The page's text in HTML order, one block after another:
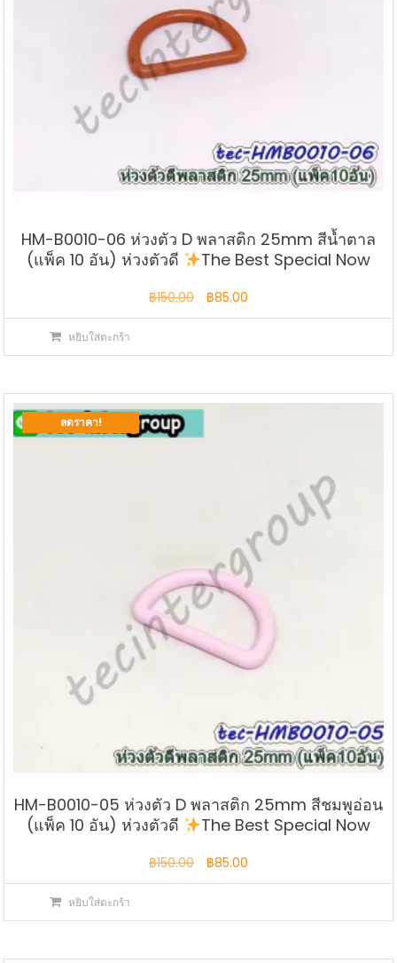
HM-B0010-06 ห่วงตัว D พลาสติก 25mm สีน้ำตาล
(แพ็ค 10 อัน) ห่วงตัวดี
The Best Special Now
฿150.00
Original
price
฿85.00
price
หยิบใส่ตะกร้า
ลดราคา!
HM-B0010-05 ห่วงตัว D พลาสติก 25mm สีชมพูอ่อน
(แพ็ค 10 อัน) ห่วงตัวดี
The Best Special Now
฿150.00
Original
price
฿85.00
price
หยิบใส่ตะกร้า